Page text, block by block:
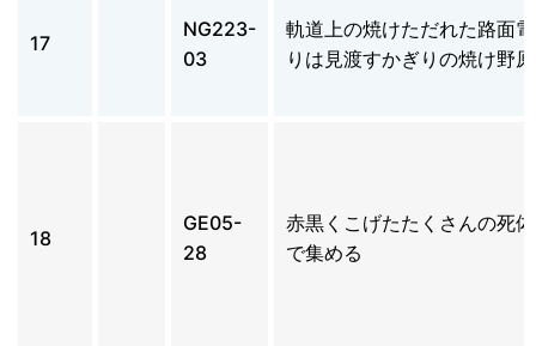
17
NG223-
03
軌道上の焼けただれた路面
りは見渡すかぎりの焼け野
18
GE05-
28
赤黒くこげたたくさんの死
で集める